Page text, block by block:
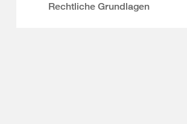
Rechtliche Grundlagen